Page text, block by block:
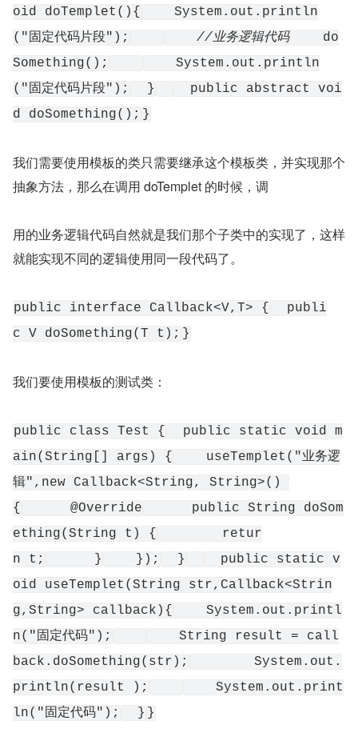
oid doTemplet(){
System.out.println
("固定代码片段");
//业务逻辑代码
do
Something();
System.out.println
("固定代码片段");
}
public abstract voi
d doSomething(); }
我们需要使用模板的类只需要继承这个模板类，并实现那个
抽象方法，那么在调用 doTemplet 的时候，调
用的业务逻辑代码自然就是我们那个子类中的实现了，这样
就能实现不同的逻辑使用同一段代码了。
public interface Callback<V,T> {
publi
c V doSomething(T t); }
我们要使用模板的测试类：
public class Test {
public static void m
ain(String[] args) {
useTemplet("业务逻
辑",new Callback<String, String>()
{
@Override
public String doSom
ething(String t) {
retur
n t;
} }); }
public static v
oid useTemplet(String str,Callback<Strin
g,String> callback){
System.out.printl
n("固定代码");
String result = call
back.doSomething(str);
System.out.
println(result );
System.out.print
ln("固定代码");
} }